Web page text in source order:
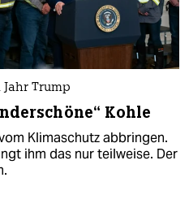
Trump
Kohle
Klimaschutz abbringen.
ihm das nur teilweise. Der